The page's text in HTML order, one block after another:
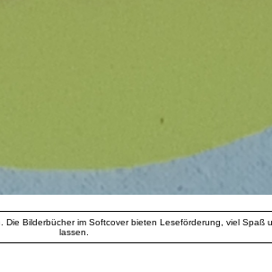
Bilderbücher im Softcover bieten Leseförderung, viel
lassen.